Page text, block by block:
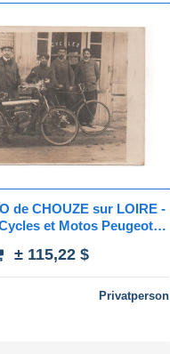
de CHOUZE sur LOIRE -
et Motos Peugeot
± 115,22 $
Privatperson